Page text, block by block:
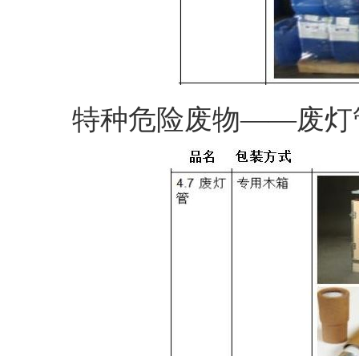
特种危险废物——废灯